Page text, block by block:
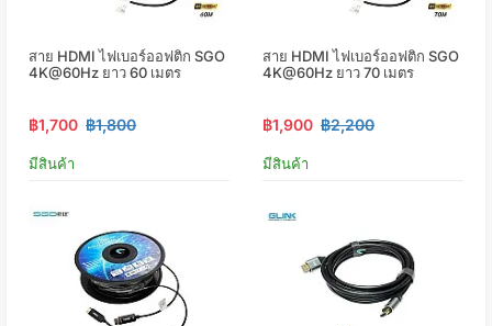
สาย HDMI ไฟเบอร์ออฟติก SGO
4K@60Hz ยาว 60 เมตร
฿1,700 ฿1,800
มีสินค้า
สาย HDMI ไฟเบอร์ออฟติก SGO
4K@60Hz ยาว 70 เมตร
฿1,900 ฿2,200
มีสินค้า